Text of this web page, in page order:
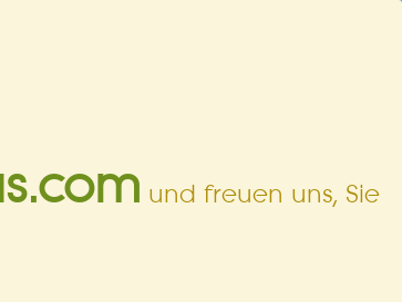
und freuen uns, Sie